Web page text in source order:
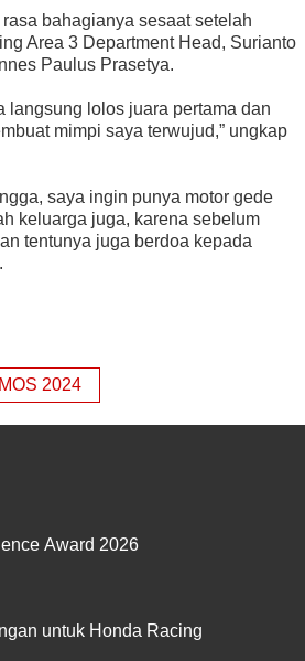
bahagianya sesaat setelah
Area 3 Department Head, Surianto
Paulus Prasetya.
langsung lolos juara pertama dan
mimpi saya terwujud,” ungkap
saya ingin punya motor gede
keluarga juga, karena sebelum
tentunya juga berdoa kepada
IMOS 2024
Award 2026
untuk Honda Racing